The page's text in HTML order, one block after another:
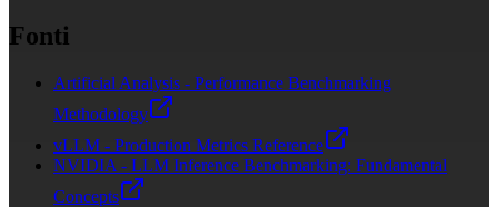
Fonti
Artificial Analysis - Performance Benchmarking
Methodology
vLLM - Production Metrics Reference
NVIDIA - LLM Inference Benchmarking: Fundamental
Concepts